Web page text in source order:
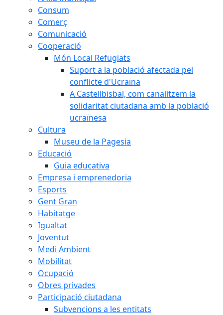
Consum
Comerç
Comunicació
Cooperació
Món Local Refugiats
Suport a la població afectada pel
conflicte d'Ucraïna
A Castellbisbal, com canalitzem la
solidaritat ciutadana amb la població
ucraïnesa
Cultura
Museu de la Pagesia
Educació
Guia educativa
Empresa i emprenedoria
Esports
Gent Gran
Habitatge
Igualtat
Joventut
Medi Ambient
Mobilitat
Ocupació
Obres privades
Participació ciutadana
Subvencions a les entitats